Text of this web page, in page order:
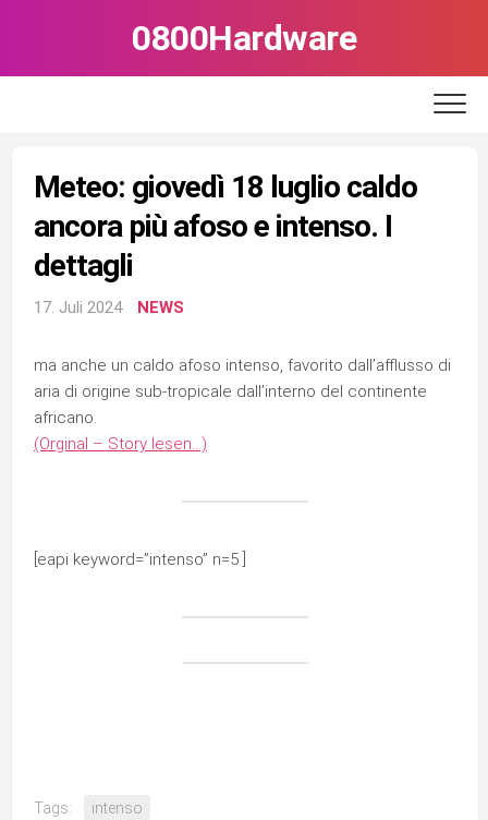
0800Hardware
Meteo: giovedì 18 luglio caldo
ancora più afoso e intenso. I
dettagli
17. Juli 2024 NEWS
ma anche un caldo afoso intenso, favorito dall’afflusso di
aria di origine sub-tropicale dall’interno del continente
africano.
(Orginal – Story lesen…)
[eapi keyword=”intenso” n=5 ]
Tags: intenso